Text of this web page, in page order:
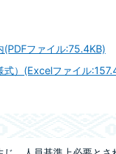
(PDFファイル:75.4KB)
）(Excelファイル